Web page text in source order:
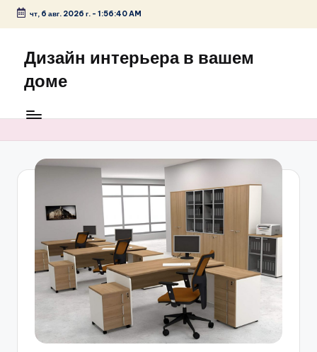
Перейти
содержимому
чт, 6 авг. 2026 г.- 1:56:41 AM
Дизайн интерьера в вашем
доме